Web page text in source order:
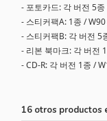
- 포토카드: 각 버전 5
- 스티커팩A: 1종 /
- 스티커팩B: 각 버전 5
- 리본 북마크: 각 버전
- CD-R: 각 버전 1종 /
16 otros productos